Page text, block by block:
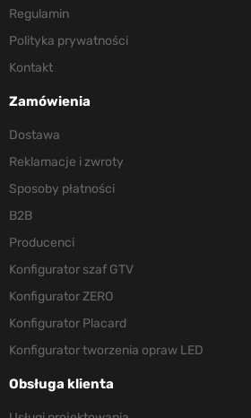
Regulamin
Polityka prywatności
Kontakt
Zamówienia
Dostawa
Reklamacje i zwroty
Sposoby płatności
B2B
Producenci
Konfigurator szaf GTV
Konfigurator ZERO
Konfigurator Placard
Konfigurator tworzenia opraw LED
Obsługa klienta